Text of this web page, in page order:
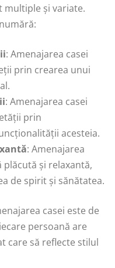
multiple și variate.
: Amenajarea casei
prin crearea unui
: Amenajarea casei
prin
acesteia.
: Amenajarea
și relaxantă,
de spirit și sănătatea.
casei este de
persoană are
care să reflecte stilul